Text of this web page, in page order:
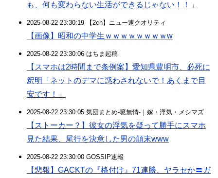
も、何も変わらない生活ができるじゃない！！」
2025-08-22 23:30:19 【2ch】ニュー速クオリティ
【画像】昭和の中学生ｗｗｗｗｗｗｗｗw
2025-08-22 23:30:06 はちま起稿
【スマホは2時間まで条例案】愛知県豊明市、必死に
釈明「ネットのデマに惑わされないで！あくまで目
安です！」
2025-08-22 23:30:05 気団まとめ-噫無情-｜嫁・浮気・メシマズ
【ストーカー？】彼女の浮気を疑って勝手にスマホ
見た結果、尾行を決意した男の顛末www
2025-08-22 23:30:00 GOSSIP速報
【悲報】GACKTの『格付け』71連勝、ヤラセか〓ガ